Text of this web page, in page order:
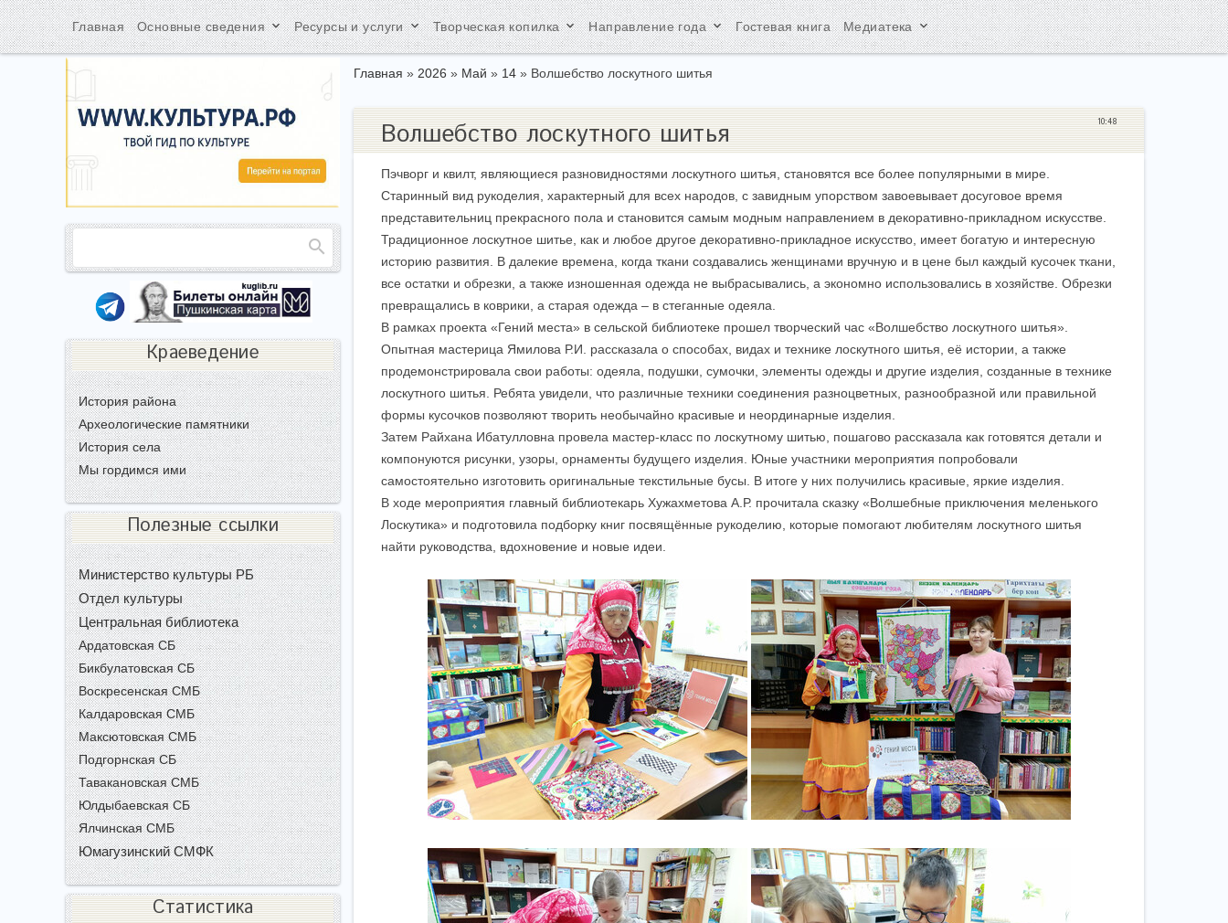
Главная Основные сведения keyboard_arrow_down Ресурсы и услуги keyboard_arrow_down Творческая копилка keyboard_arrow_down Направление года keyboard_arrow_down Гостевая книга Медиатека keyboard_arrow_down
Главная » 2026 » Май » 14 » Волшебство лоскутного шитья
10:48
Волшебство лоскутного шитья
Пэчворг и квилт, являющиеся разновидностями лоскутного шитья, становятся все более популярными в мире.
Старинный вид рукоделия, характерный для всех народов, с завидным упорством завоевывает досуговое время
представительниц прекрасного пола и становится самым модным направлением в декоративно-прикладном искусстве.
Традиционное лоскутное шитье, как и любое другое декоративно-прикладное искусство, имеет богатую и интересную
историю развития. В далекие времена, когда ткани создавались женщинами вручную и в цене был каждый кусочек ткани,
все остатки и обрезки, а также изношенная одежда не выбрасывались, а экономно использовались в хозяйстве. Обрезки
превращались в коврики, а старая одежда – в стеганные одеяла.
В рамках проекта «Гений места» в сельской библиотеке прошел творческий час «Волшебство лоскутного шитья».
Опытная мастерица Ямилова Р.И. рассказала о способах, видах и технике лоскутного шитья, её истории, а также
продемонстрировала свои работы: одеяла, подушки, сумочки, элементы одежды и другие изделия, созданные в технике
лоскутного шитья. Ребята увидели, что различные техники соединения разноцветных, разнообразной или правильной
формы кусочков позволяют творить необычайно красивые и неординарные изделия.
Затем Райхана Ибатулловна провела мастер-класс по лоскутному шитью, пошагово рассказала как готовятся детали и
компонуются рисунки, узоры, орнаменты будущего изделия. Юные участники мероприятия попробовали
самостоятельно изготовить оригинальные текстильные бусы. В итоге у них получились красивые, яркие изделия.
В ходе мероприятия главный библиотекарь Хужахметова А.Р. прочитала сказку «Волшебные приключения меленького
Лоскутика» и подготовила подборку книг посвящённые рукоделию, которые помогают любителям лоскутного шитья
найти руководства, вдохновение и новые идеи.
Краеведение
История района
Археологические памятники
История села
Мы гордимся ими
Полезные ссылки
Министерство культуры РБ
Отдел культуры
Центральная библиотека
Ардатовская СБ
Бикбулатовская СБ
Воскресенская СМБ
Калдаровская СМБ
Максютовская СМБ
Подгорнская СБ
Тавакановская СМБ
Юлдыбаевская СБ
Ялчинская СМБ
Юмагузинский СМФК
Статистика